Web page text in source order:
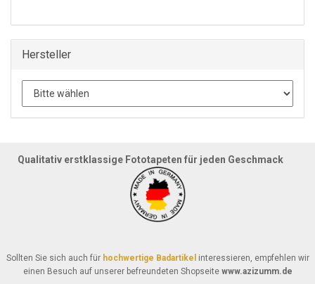
Hersteller
Qualitativ erstklassige Fototapeten für jeden Geschmack
Sollten Sie sich auch für hochwertige Badartikel interessieren, empfehlen wir
einen Besuch auf unserer befreundeten Shopseite www.azizumm.de